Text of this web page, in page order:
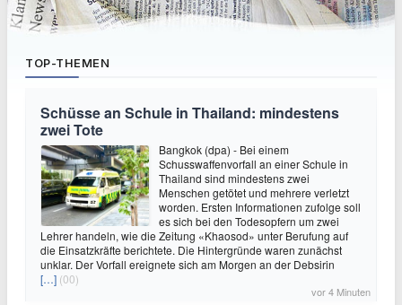
TOP-THEMEN
Schüsse an Schule in Thailand: mindestens
zwei Tote
Bangkok (dpa) - Bei einem
Schusswaffenvorfall an einer Schule in
Thailand sind mindestens zwei
Menschen getötet und mehrere verletzt
worden. Ersten Informationen zufolge soll
es sich bei den Todesopfern um zwei
Lehrer handeln, wie die Zeitung «Khaosod» unter Berufung auf
die Einsatzkräfte berichtete. Die Hintergründe waren zunächst
unklar. Der Vorfall ereignete sich am Morgen an der Debsirin
[…] (00)
vor 4 Minuten